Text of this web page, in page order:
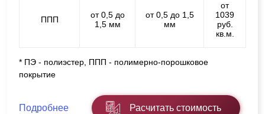
ППП
от 0,5 до
1,5 мм
от 0,5 до 1,5
мм
от
1039
руб.
кв.м.
* ПЭ - полиэстер, ППП - полимерно-порошковое
покрытие
Подробнее Расчитать стоимость